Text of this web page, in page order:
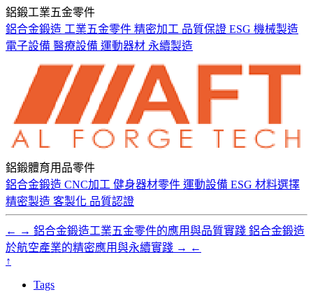
鋁鍛工業五金零件
鋁合金鍛造 工業五金零件 精密加工 品質保證 ESG 機械製造
電子設備 醫療設備 運動器材 永續製造
鋁鍛體育用品零件
鋁合金鍛造 CNC加工 健身器材零件 運動設備 ESG 材料選擇
精密製造 客製化 品質認證
← → 鋁合金鍛造工業五金零件的應用與品質實踐 鋁合金鍛造
於航空產業的精密應用與永續實踐 → ←
↑
Tags